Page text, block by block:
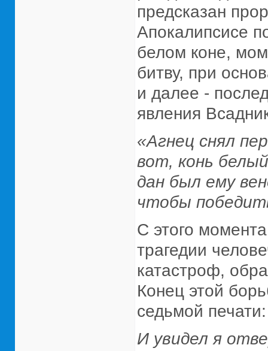
предсказан
Апокалипсисе
белом коне,
битву, при
и далее -
явления
«Агнец снял
вот, конь
дан был ему
чтобы
С этого
трагедии
катастроф,
Конец этой
седьмой печати:
И увидел я